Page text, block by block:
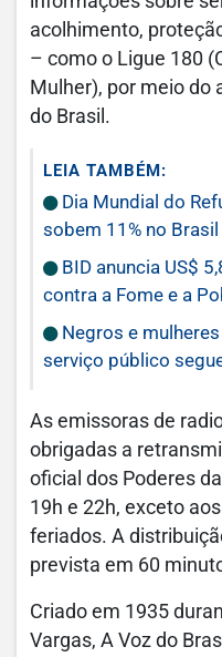
acolhimento,
– como o Ligue 180
Mulher), por meio do
do Brasil.
LEIA TAMBÉM:
Dia Mundial do
sobem 11% no
BID anuncia US$
contra a Fome e a
Negros e
serviço público
As emissoras de
obrigadas a
oficial dos Poderes
19h e 22h, exceto
feriados. A
prevista em 60
Criado em 1935
Vargas, A Voz do